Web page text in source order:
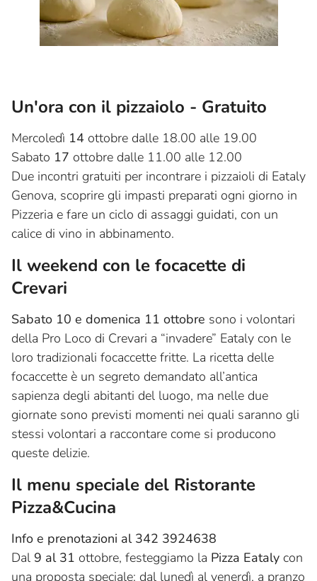
Un'ora con il pizzaiolo - Gratuito
Mercoledì 14 ottobre dalle 18.00 alle 19.00
Sabato 17 ottobre dalle 11.00 alle 12.00
Due incontri gratuiti per incontrare i pizzaioli di Eataly
Genova, scoprire gli impasti preparati ogni giorno in
Pizzeria e fare un ciclo di assaggi guidati, con un
calice di vino in abbinamento.
Il weekend con le focacette di
Crevari
Sabato 10 e domenica 11 ottobre sono i volontari
della Pro Loco di Crevari a “invadere” Eataly con le
loro tradizionali focaccette fritte. La ricetta delle
focaccette è un segreto demandato all’antica
sapienza degli abitanti del luogo, ma nelle due
giornate sono previsti momenti nei quali saranno gli
stessi volontari a raccontare come si producono
queste delizie.
Il menu speciale del Ristorante
Pizza&Cucina
Info e prenotazioni al 342 3924638
Dal 9 al 31 ottobre, festeggiamo la Pizza Eataly con
una proposta speciale: dal lunedì al venerdì, a pranzo